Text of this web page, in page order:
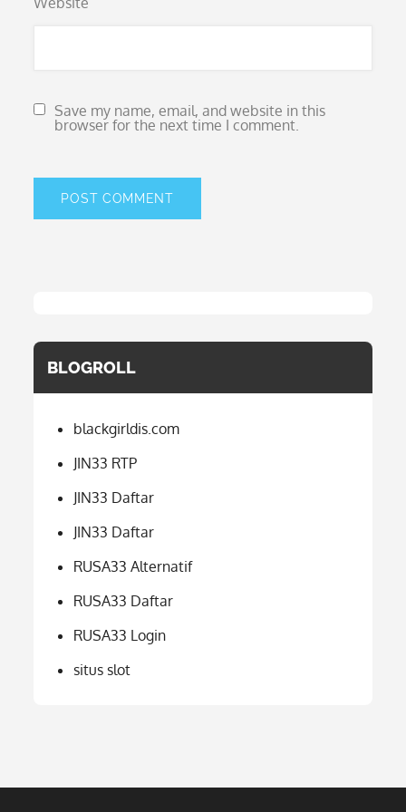
Save my name, email, and website in this
browser for the next time I comment.
BLOGROLL
blackgirldis.com
JIN33 RTP
JIN33 Daftar
JIN33 Daftar
RUSA33 Alternatif
RUSA33 Daftar
RUSA33 Login
situs slot